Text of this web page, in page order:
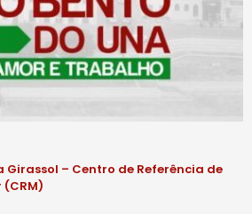
– Centro de Referência de